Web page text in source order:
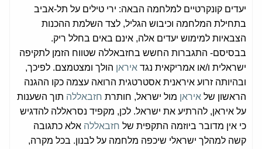
יעדים קונקרטיים למלחמה הבאה: ירי טילים על תל-אביב
בתחילת המלחמה וכיבוש הגליל, לצד השלמת ההכנות
הצבאיות למימוש יעדים אלה, אינם באים בחלל ריק.
בבסיסם- התגברות החשש בחזבאללה שטווח הזמן לתקיפה
ישראלית ו/או אמריקאית נגד איראן הולך ומצטמצם. לפיכך,
ובהיותה זרוע איראנית אסטרטגית הרואה עצמה כקו ההגנה
הראשון של איראן מול ישראל, חותרת חזבאללה תוך השענות
על איראן, להרתיע את ישראל. לכן, מקפיד נסראללה להדגיש
כי אין מדובר ביוזמה התקפית של חזבאללה אלא כתגובה
קשה למהלך ישראלי שיכפה מלחמה על לבנון. בכל מקרה,